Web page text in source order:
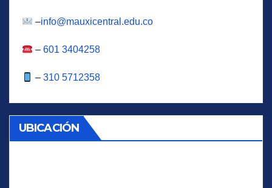
–info@mauxicentral.edu.co
–601 3404258
–310 5712358
UBICACIÓN